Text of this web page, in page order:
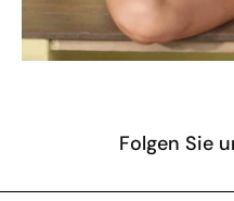
Folgen Sie